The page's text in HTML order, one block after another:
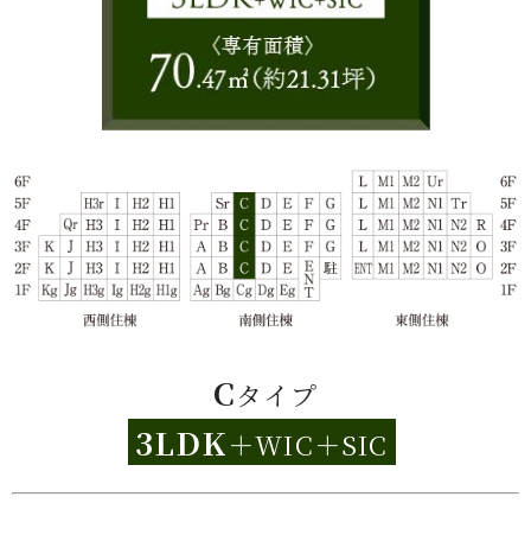
Cタイプ
3LDK＋WIC＋SIC